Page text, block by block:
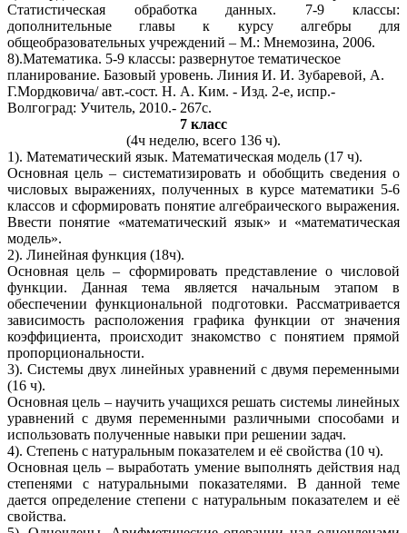
Статистическая обработка данных. 7-9 классы:
дополнительные главы к курсу алгебры для
общеобразовательных учреждений – М.: Мнемозина, 2006.
8).Математика. 5-9 классы: развернутое тематическое
планирование. Базовый уровень. Линия И. И. Зубаревой, А.
Г.Мордковича/ авт.-сост. Н. А. Ким. - Изд. 2-е, испр.-
Волгоград: Учитель, 2010.- 267с.
7 класс
(4ч неделю, всего 136 ч).
1). Математический язык. Математическая модель (17 ч).
Основная цель – систематизировать и обобщить сведения о
числовых выражениях, полученных в курсе математики 5-6
классов и сформировать понятие алгебраического выражения.
Ввести понятие «математический язык» и «математическая
модель».
2). Линейная функция (18ч).
Основная цель – сформировать представление о числовой
функции. Данная тема является начальным этапом в
обеспечении функциональной подготовки. Рассматривается
зависимость расположения графика функции от значения
коэффициента, происходит знакомство с понятием прямой
пропорциональности.
3). Системы двух линейных уравнений с двумя переменными
(16 ч).
Основная цель – научить учащихся решать системы линейных
уравнений с двумя переменными различными способами и
использовать полученные навыки при решении задач.
4). Степень с натуральным показателем и её свойства (10 ч).
Основная цель – выработать умение выполнять действия над
степенями с натуральными показателями. В данной теме
дается определение степени с натуральным показателем и её
свойства.